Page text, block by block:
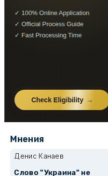
Мнения
Денис Канаев
Слово "Украина" не